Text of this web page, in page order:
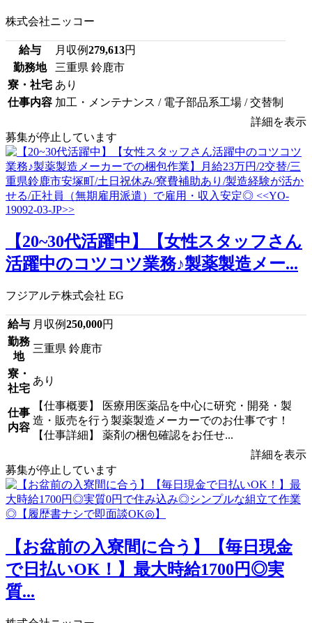
株式会社ニッコー
給与 月収例279,613円
勤務地
三重県 鈴鹿市
寮・社宅 あり
仕事内容 加工・メンテナンス / 電子部品系工場 / 交替制
詳細を表示
募集が停止しています
【20~30代活躍中】【女性スタッフさん
活躍中のコツコツ業務♪製薬製造メー...
フジアルテ株式会社 EG
給与 月収例250,000円
勤務
地
三重県 鈴鹿市
寮・
社宅
あり
仕事
内容
【仕事概要】 医療用医薬品を中心に研究・開発・製
造・販売を行う製薬製造メーカーでのお仕事です！
【仕事詳細】 薬剤の梱包確認をお任せ...
詳細を表示
募集が停止しています
【お盆前の入寮間に合う】【毎日現金
で日払いOK！】最大時給1700円◎実
質...